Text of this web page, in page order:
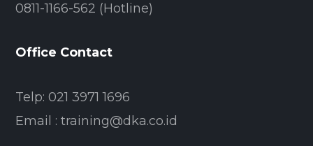
0811-1166-562 (Hotline)
Office Contact
Telp: 021 3971 1696
Email : training@dka.co.id